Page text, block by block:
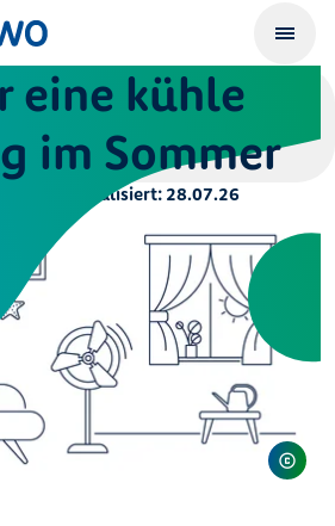
eine kühle
im Sommer
Aktualisiert: 28.07.26